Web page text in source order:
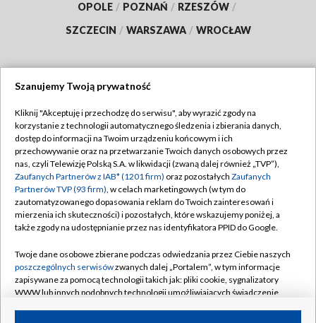
OPOLE / POZNAŃ / RZESZÓW /
SZCZECIN / WARSZAWA / WROCŁAW
TVP
Abonament TVP
Emisja w TVP
Centrum informacji TVP
Naziemna Telewizja Cyfrowa
Rada Programowa
System NOS
Informacje o nadawcy
Regulamin TVP
Polityka prywatności
Moje zgody
Pomoc
Kontakt
Kanały
Szanujemy Twoją prywatność
Kliknij "Akceptuję i przechodzę do serwisu", aby wyrazić zgody na
korzystanie z technologii automatycznego śledzenia i zbierania danych,
dostęp do informacji na Twoim urządzeniu końcowym i ich
przechowywanie oraz na przetwarzanie Twoich danych osobowych przez
nas, czyli Telewizję Polską S.A. w likwidacji (zwaną dalej również „TVP”),
Zaufanych Partnerów z IAB* (1201 firm) oraz pozostałych Zaufanych
Partnerów TVP (93 firm), w celach marketingowych (w tym do
zautomatyzowanego dopasowania reklam do Twoich zainteresowań i
mierzenia ich skuteczności) i pozostałych, które wskazujemy poniżej, a
także zgody na udostępnianie przez nas identyfikatora PPID do Google.
Twoje dane osobowe zbierane podczas odwiedzania przez Ciebie naszych
poszczególnych serwisówzwanych dalej „Portalem”, w tym informacje
zapisywane za pomocą technologii takich jak: pliki cookie, sygnalizatory
WWW lub innych podobnych technologii umożliwiających świadczenie